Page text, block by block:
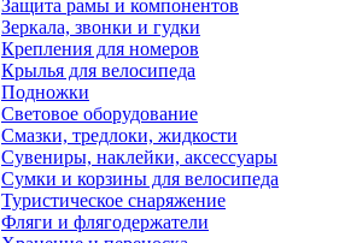
Защита рамы и компонентов
Зеркала, звонки и гудки
Крепления для номеров
Крылья для велосипеда
Подножки
Световое оборудование
Смазки, тредлоки, жидкости
Сувениры, наклейки, аксессуары
Сумки и корзины для велосипеда
Туристическое снаряжение
Фляги и флягодержатели